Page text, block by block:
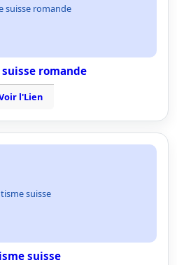
suisse romande
romande
l'Lien
suisse
suisse